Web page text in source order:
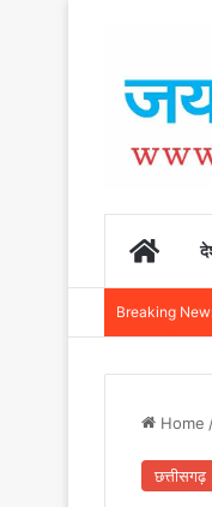
Home
Breaking
Home
छत्तीसगढ़